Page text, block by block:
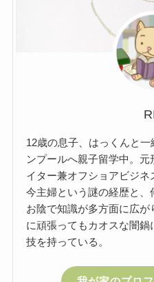
12歳の息子、はっくんと
ンプールへ親子留学中。
イター兼オフショアビジネ
今主婦という謎の経歴と
お陰で知識が多方面に広
に頑張ってもカオスな闇
技を持っている。